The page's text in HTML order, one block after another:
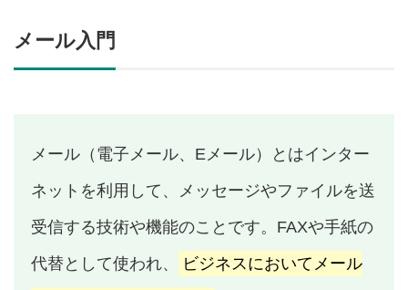
メール入門
メール（電子メール、Eメール）とはインター
ネットを利用して、メッセージやファイルを送
受信する技術や機能のことです。FAXや手紙の
代替として使われ、
ビジネスにおいてメール